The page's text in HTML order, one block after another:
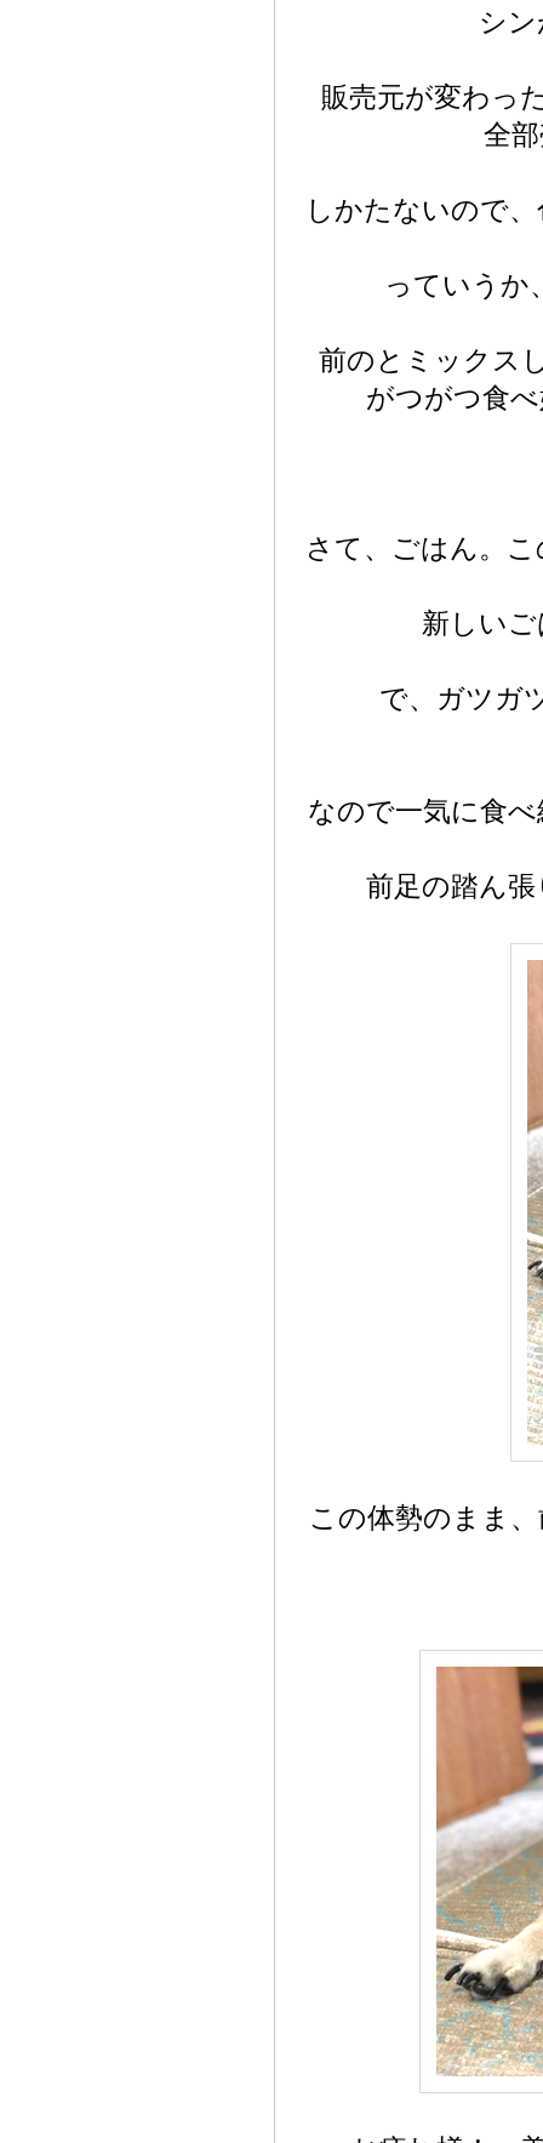
シ
販売元が変わっ
全
しかたないので
っていうか
前のとミックス
がつがつ食
さて、ごはん。
新しい
で、ガツガ
なので一気に食
前足の踏ん
この体勢のまま